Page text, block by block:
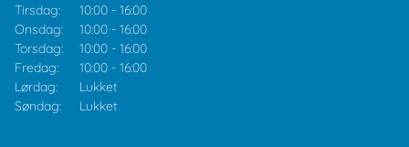
Tirsdag:
10:00 - 16:00
Onsdag:
10:00 - 16:00
Torsdag:
10:00 - 16:00
Fredag:
10:00 - 16:00
Lørdag:
Lukket
Søndag:
Lukket